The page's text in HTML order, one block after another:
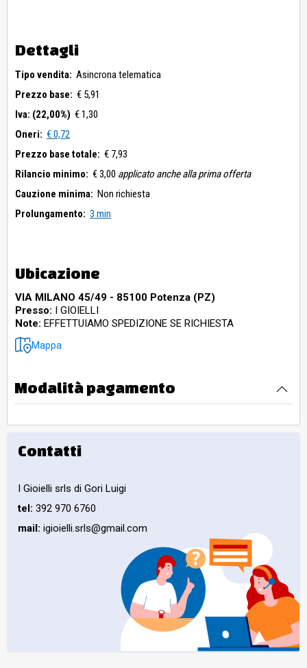
Dettagli
Tipo vendita: Asincrona telematica
Prezzo base: € 5,91
Iva: (22,00%) € 1,30
Oneri: € 0,72
Prezzo base totale: € 7,93
Rilancio minimo: € 3,00 applicato anche alla prima offerta
Cauzione minima: Non richiesta
Prolungamento: 3 min
Ubicazione
VIA MILANO 45/49 - 85100 Potenza (PZ)
Presso: I GIOIELLI
Note: EFFETTUIAMO SPEDIZIONE SE RICHIESTA
Mappa
Modalità pagamento
Contatti
I Gioielli srls di Gori Luigi
tel: 392 970 6760
mail: igioielli.srls@gmail.com